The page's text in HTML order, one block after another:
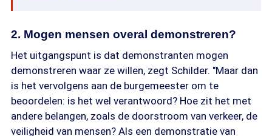
2. Mogen mensen overal demonstreren?
Het uitgangspunt is dat demonstranten mogen
demonstreren waar ze willen, zegt Schilder. "Maar dan
is het vervolgens aan de burgemeester om te
beoordelen: is het wel verantwoord? Hoe zit het met
andere belangen, zoals de doorstroom van verkeer, de
veiligheid van mensen? Als een demonstratie van